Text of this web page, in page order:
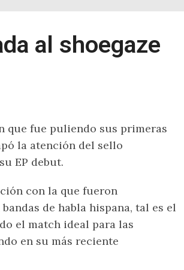
al shoegaze
que fue puliendo sus primeras
la atención del sello
EP debut.
con la que fueron
de habla hispana, tal es el
el match ideal para las
en su más reciente